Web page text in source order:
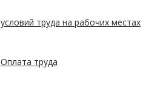
условий труда на рабочих местах
Оплата труда